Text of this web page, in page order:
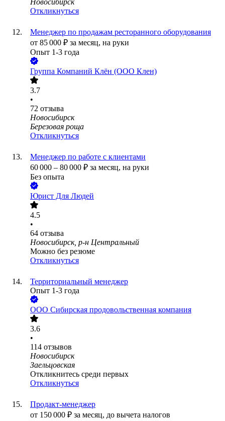
Новосибирск
Откликнуться
Менеджер по продажам ресторанного оборудования
от 85 000 ₽ за месяц, на руки
Опыт 1-3 года
Группа Компаний Клён (ООО Клен)
3.7
•
72 отзыва
Новосибирск
Березовая роща
Откликнуться
Менеджер по работе с клиентами
60 000 – 80 000 ₽ за месяц, на руки
Без опыта
Юрист Для Людей
4.5
•
64 отзыва
Новосибирск, р-н Центральный
Можно без резюме
Откликнуться
Территориальный менеджер
Опыт 1-3 года
ООО Сибирская продовольственная компания
3.6
•
114 отзывов
Новосибирск
Заельцовская
Откликнитесь среди первых
Откликнуться
Продакт-менеджер
от 150 000 ₽ за месяц, до вычета налогов